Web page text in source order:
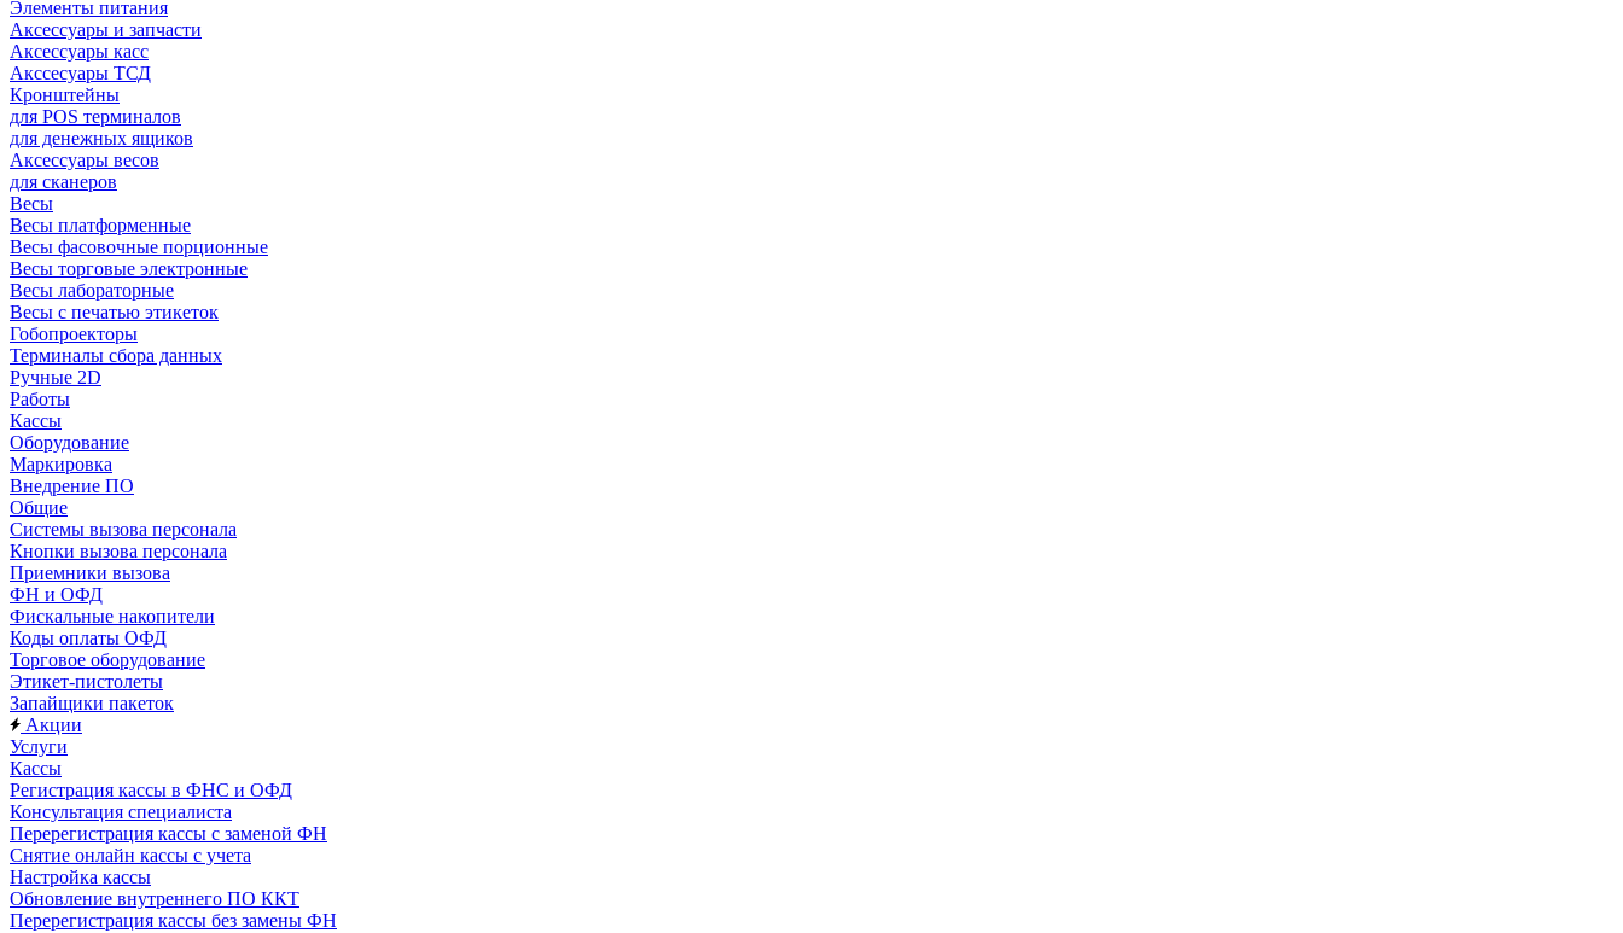
Элементы питания
Аксессуары и запчасти
Аксессуары касс
Акссесуары ТСД
Кронштейны
для POS терминалов
для денежных ящиков
Аксессуары весов
для сканеров
Весы
Весы платформенные
Весы фасовочные порционные
Весы торговые электронные
Весы лабораторные
Весы с печатью этикеток
Гобопроекторы
Терминалы сбора данных
Ручные 2D
Работы
Кассы
Оборудование
Маркировка
Внедрение ПО
Общие
Системы вызова персонала
Кнопки вызова персонала
Приемники вызова
ФН и ОФД
Фискальные накопители
Коды оплаты ОФД
Торговое оборудование
Этикет-пистолеты
Запайщики пакеток
Акции
Услуги
Кассы
Регистрация кассы в ФНС и ОФД
Консультация специалиста
Перерегистрация кассы с заменой ФН
Снятие онлайн кассы с учета
Настройка кассы
Обновление внутреннего ПО ККТ
Перерегистрация кассы без замены ФН